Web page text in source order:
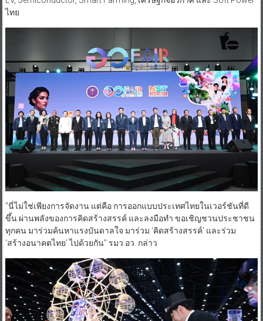
ไทย
“นี่ไม่ใช่เพียงการจัดงาน แต่คือ การออกแบบประเทศไทยในเวอร์ชันที่ดี
ขึ้น ผ่านพลังของการคิดสร้างสรรค์ และลงมือทำ ขอเชิญชวนประชาชน
ทุกคน มาร่วมค้นหาแรงบันดาลใจ มาร่วม ‘คิดสร้างสรรค์’ และร่วม
‘สร้างอนาคตไทย’ ไปด้วยกัน” รมว.อว. กล่าว